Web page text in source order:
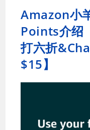
Amazon
Points介绍
打六折
$15】